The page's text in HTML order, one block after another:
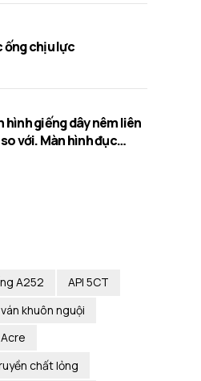
ống chịu lực
hình giếng dây nêm liên
với. Màn hình đục
A252
API 5CT
khuôn nguội
Acre
chất lỏng